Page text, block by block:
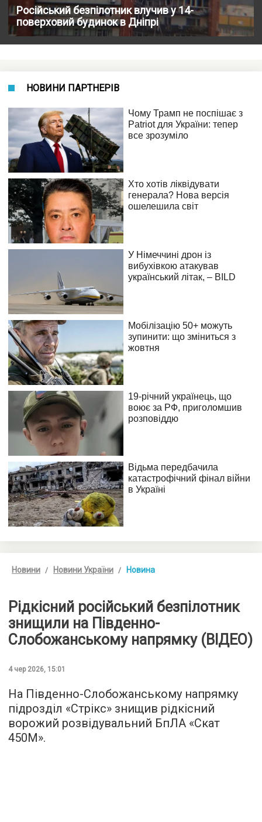
Російський безпілотник влучив у 14-
поверховий будинок в Дніпрі
НОВИНИ ПАРТНЕРІВ
Новини Новини України Новина
Рідкісний російський безпілотник
знищили на Південно-
Слобожанському напрямку (ВІДЕО)
4 чер 2026, 15:01
На Південно-Слобожанському напрямку
підрозділ «Стрікс» знищив рідкісний
ворожий розвідувальний БпЛА «Скат
450М».